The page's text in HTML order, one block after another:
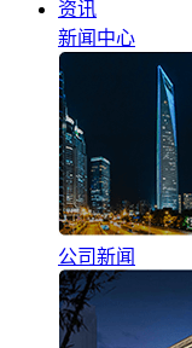
资讯
新闻中心
公司新闻